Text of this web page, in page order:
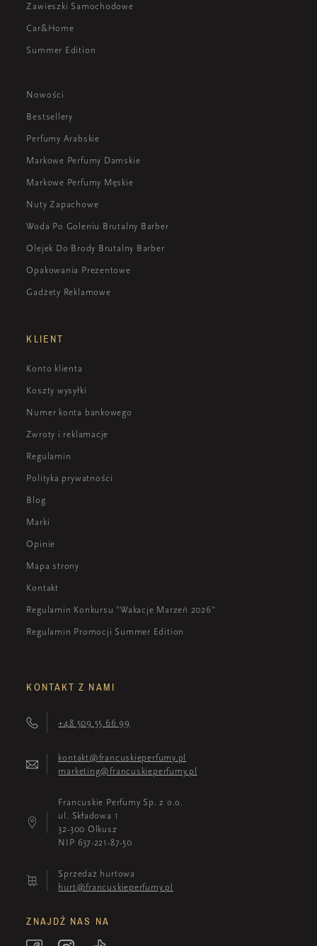
Zawieszki Samochodowe
Car&Home
Summer Edition
Nowości
Bestsellery
Perfumy Arabskie
Markowe Perfumy Damskie
Markowe Perfumy Męskie
Nuty Zapachowe
Woda Po Goleniu Brutalny Barber
Olejek Do Brody Brutalny Barber
Opakowania Prezentowe
Gadżety Reklamowe
KLIENT
Konto klienta
Koszty wysyłki
Numer konta bankowego
Zwroty i reklamacje
Regulamin
Polityka prywatności
Blog
Marki
Opinie
Mapa strony
Kontakt
Regulamin Konkursu "Wakacje Marzeń 2026"
Regulamin Promocji Summer Edition
KONTAKT Z NAMI
+48 509 55 66 99
kontakt@francuskieperfumy.pl
marketing@francuskieperfumy.pl
Francuskie Perfumy Sp. z o.o.
ul. Składowa 1
32-300 Olkusz
NIP 637-221-87-50
Sprzedaż hurtowa
hurt@francuskieperfumy.pl
ZNAJDŹ NAS NA